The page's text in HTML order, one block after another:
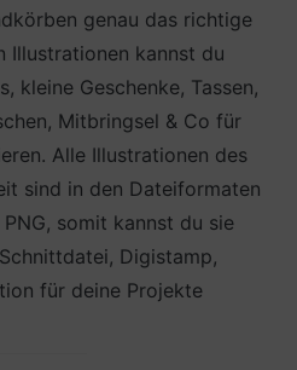
genau das richtige
Illustrationen kannst du
kleine Geschenke, Tassen,
Mitbringsel & Co für
Alle Illustrationen des
sind in den Dateiformaten
PNG, somit kannst du sie
Digistamp,
für deine Projekte